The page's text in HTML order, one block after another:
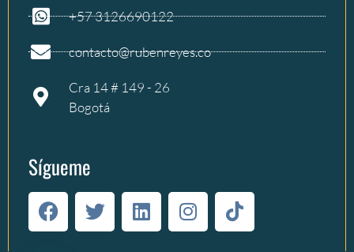
+57 3126690122
contacto@rubenreyes.co
Cra 14 # 149 - 26
Bogotá
Sígueme